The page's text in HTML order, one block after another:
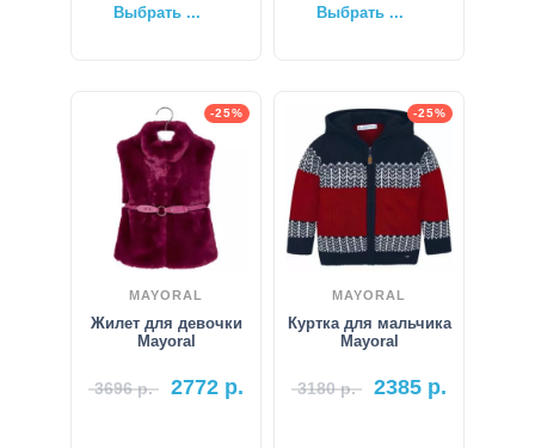
Выбрать ... Выбрать ...
-25%
MAYORAL
Жилет для девочки
Mayoral
3696р. 2772 р.
-25%
MAYORAL
Куртка для мальчика
Mayoral
3180р. 2385 р.